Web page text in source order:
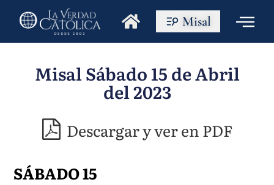
Misal
Misal Sábado 15 de Abril
del 2023
Descargar y ver en PDF
SÁBADO 15